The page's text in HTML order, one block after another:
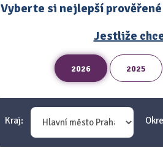
Vyberte si nejlepší
Jestliže
2026 2025
Kraj: